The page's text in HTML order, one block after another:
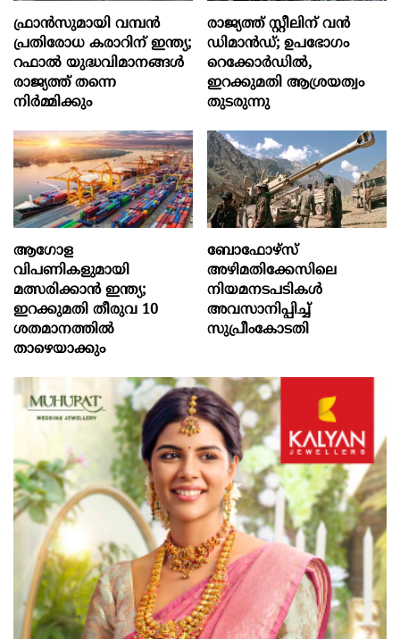
ഫ്രാൻസുമായി വമ്പന്‍
പ്രതിരോധ കരാറിന് ഇന്ത്യ;
റഫാല്‍ യുദ്ധവിമാനങ്ങള്‍
രാജ്യത്ത് തന്നെ
നിര്‍മ്മിക്കും
രാജ്യത്ത് സ്റ്റീലിന് വൻ
ഡിമാൻഡ്; ഉപഭോഗം
റെക്കോർഡിൽ,
ഇറക്കുമതി ആശ്രയത്വം
തുടരുന്നു
ആഗോള
വിപണികളുമായി
മത്സരിക്കാൻ ഇന്ത്യ;
ഇറക്കുമതി തീരുവ 10
ശതമാനത്തിൽ
താഴെയാക്കും
ബോഫോഴ്‌സ്
അഴിമതിക്കേസിലെ
നിയമനടപടികൾ
അവസാനിപ്പിച്ച്
സുപ്രീംകോടതി